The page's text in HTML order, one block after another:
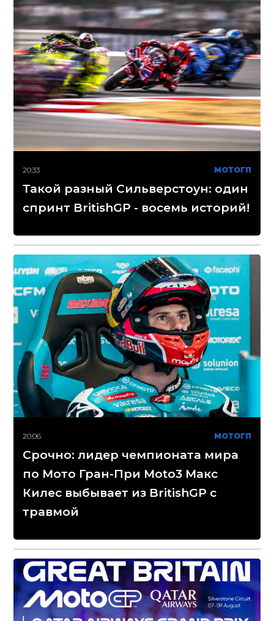
20:33 МОТОГП
Такой разный Сильверстоун: один
спринт BritishGP - восемь историй!
20:06 МОТОГП
Срочно: лидер чемпионата мира
по Мото Гран-При Moto3 Макс
Килес выбывает из BritishGP с
травмой